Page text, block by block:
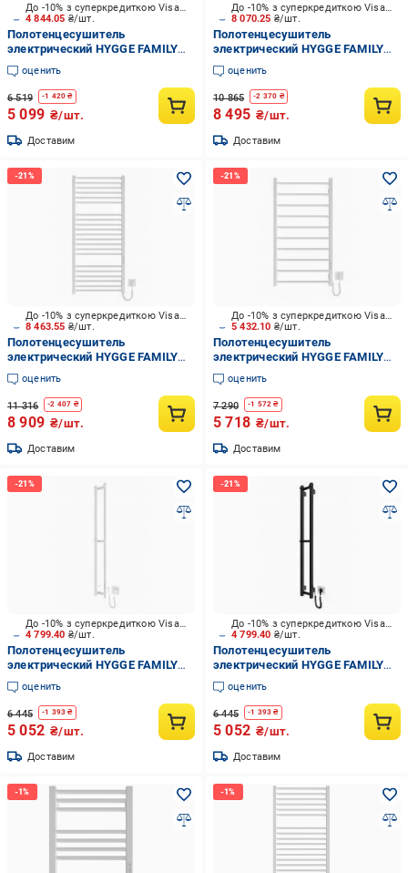
4 844.05 ₴/шт.
До -10% з суперкредиткою Visa Вигода
Полотенцесушитель
электрический HYGGE FAMILY
Greenwich 570x430 черный
матовый
оценить
6 519 -1 420 ₴
5 099 ₴/шт.
Доставим
8 070.25 ₴/шт.
До -10% з суперкредиткою Visa Вигода
Полотенцесушитель
электрический HYGGE FAMILY
London 770х530 белый мат
оценить
10 865 -2 370 ₴
8 495 ₴/шт.
Доставим
8 463.55 ₴/шт.
До -10% з суперкредиткою Visa Вигода
Полотенцесушитель
электрический HYGGE FAMILY
Derby 1170х530 белый матовый
оценить
11 316 -2 407 ₴
8 909 ₴/шт.
Доставим
5 432.10 ₴/шт.
До -10% з суперкредиткою Visa Вигода
Полотенцесушитель
электрический HYGGE FAMILY
Leeds 970x530 белый мат
оценить
7 290 -1 572 ₴
5 718 ₴/шт.
Доставим
4 799.40 ₴/шт.
До -10% з суперкредиткою Visa Вигода
Полотенцесушитель
электрический HYGGE FAMILY
Slim 1170х140 белый мат
оценить
6 445 -1 393 ₴
5 052 ₴/шт.
Доставим
4 799.40 ₴/шт.
До -10% з суперкредиткою Visa Вигода
Полотенцесушитель
электрический HYGGE FAMILY
Slim 1170х140 черный мат
оценить
6 445 -1 393 ₴
5 052 ₴/шт.
Доставим